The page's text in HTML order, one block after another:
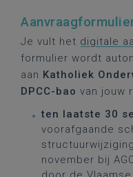
Je vult het digitale
formulier wordt
aan Katholiek
DPCC-bao van jouw
ten laatste 30
voorafgaande
november bij